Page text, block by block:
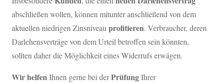
abschließen wollen, können mitunter anschließend von dem
aktuellen niedrigen Zinsniveau profitieren. Verbraucher, deren
Darlehensverträge von dem Urteil betroffen sein könnten,
sollten daher die Möglichkeit eines Widerrufs erwägen.
Wir helfenIhnen gerne bei derPrüfungIhrer